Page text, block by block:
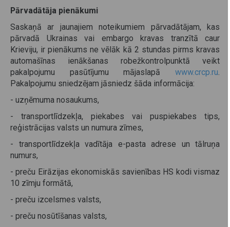
Pārvadātāja pienākumi
Saskaņā ar jaunajiem noteikumiem pārvadātājam, kas
pārvadā Ukrainas vai embargo kravas tranzītā caur
Krieviju, ir pienākums ne vēlāk kā 2 stundas pirms kravas
automašīnas ienākšanas robežkontrolpunktā veikt
pakalpojumu pasūtījumu mājaslapā www.crcp.ru.
Pakalpojumu sniedzējam jāsniedz šāda informācija:
- uzņēmuma nosaukums,
- transportlīdzekļa, piekabes vai puspiekabes tips,
reģistrācijas valsts un numura zīmes,
- transportlīdzekļa vadītāja e-pasta adrese un tālruņa
numurs,
- preču Eirāzijas ekonomiskās savienības HS kodi vismaz
10 zīmju formātā,
- preču izcelsmes valsts,
- preču nosūtīšanas valsts,